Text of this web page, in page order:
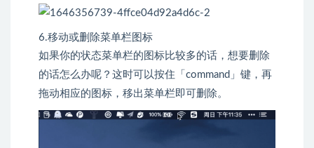
6.移动或删除菜单栏图标
如果你的状态菜单栏的图标比较多的话，想要删除
的话怎么办呢？这时可以按住「command」键，再
拖动相应的图标，移出菜单栏即可删除。